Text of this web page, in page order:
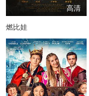
高清
燃比娃